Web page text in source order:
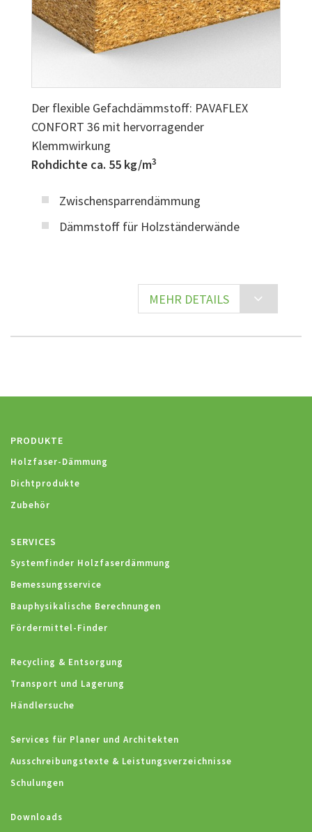
Der flexible Gefachdämmstoff: PAVAFLEX
CONFORT 36 mit hervorragender
Klemmwirkung
Rohdichte ca. 55 kg/m3
Zwischensparrendämmung
Dämmstoff für Holzständerwände
MEHR DETAILS
PRODUKTE
Holzfaser-Dämmung
Dichtprodukte
Zubehör
SERVICES
Systemfinder Holzfaserdämmung
Bemessungsservice
Bauphysikalische Berechnungen
Fördermittel-Finder
Recycling & Entsorgung
Transport und Lagerung
Händlersuche
Services für Planer und Architekten
Ausschreibungstexte & Leistungsverzeichnisse
Schulungen
Downloads